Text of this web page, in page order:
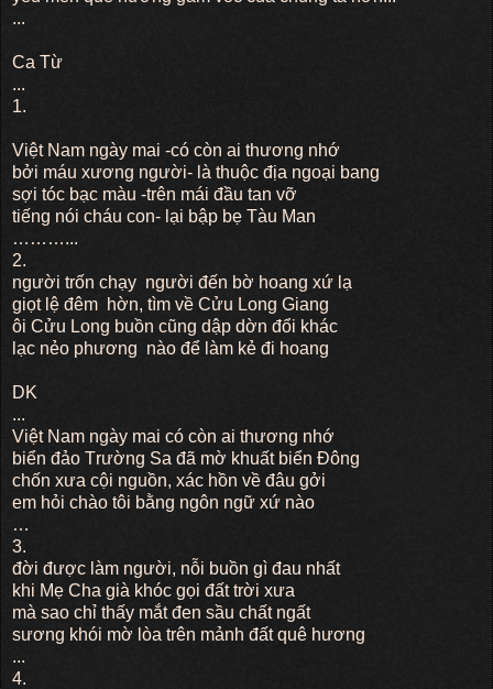
...
Ca Từ
...
1.
Việt Nam ngày mai -có còn ai thương nhớ
bởi máu xương người- là thuộc địa ngoại bang
sợi tóc bạc màu -trên mái đầu tan vỡ
tiếng nói cháu con- lại bập bẹ Tàu Man
………...
2.
người trốn chạy người đến bờ hoang xứ lạ
giọt lệ đêm hờn, tìm về Cửu Long Giang
ôi Cửu Long buồn cũng dập dờn đổi khác
lạc nẻo phương nào để làm kẻ đi hoang
DK
...
Việt Nam ngày mai có còn ai thương nhớ
biển đảo Trường Sa đã mờ khuất biển Đông
chốn xưa cội nguồn, xác hồn về đâu gởi
em hỏi chào tôi bằng ngôn ngữ xứ nào
…
3.
đời được làm người, nỗi buồn gì đau nhất
khi Mẹ Cha già khóc gọi đất trời xưa
mà sao chỉ thấy mắt đen sầu chất ngất
sương khói mờ lòa trên mảnh đất quê hương
...
4.